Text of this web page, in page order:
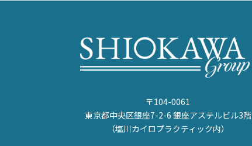
〒104-0061
東京都中央区銀座7-2-6 銀座アステルビル3階
（塩川カイロプラクティック内）